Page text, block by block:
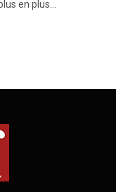
en plus…